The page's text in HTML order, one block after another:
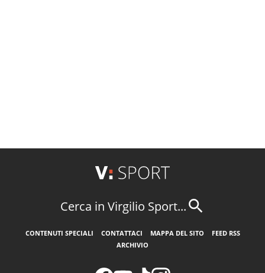
Cerca in Virgilio Sport...
CONTENUTI SPECIALI CONTATTACI MAPPA DEL SITO
FEED RSS
ARCHIVIO